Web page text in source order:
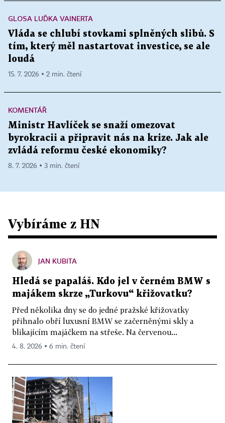
GLOSA LUĎKA VAINERTA
Vláda se chlubí stovkami splněných slibů. S
tím, který měl nastartovat investice, se ale
loudá
15. 7. 2026 ▪ 2 min. čtení
KOMENTÁŘ
Ministr Havlíček se snaží omezovat
byrokracii a připravit nás na krize. Jak ale
zvládá reformu české ekonomiky?
8. 7. 2026 ▪ 3 min. čtení
Vybíráme z HN
JAN KUBITA
Hledá se papaláš. Kdo jel v černém BMW s
majákem skrze „Turkovu“ křižovatku?
Před několika dny se do jedné pražské křižovatky
přihnalo obří luxusní BMW se začerněnými skly a
blikajícím majáčkem na střeše. Na červenou...
4. 8. 2026 ▪ 6 min. čtení